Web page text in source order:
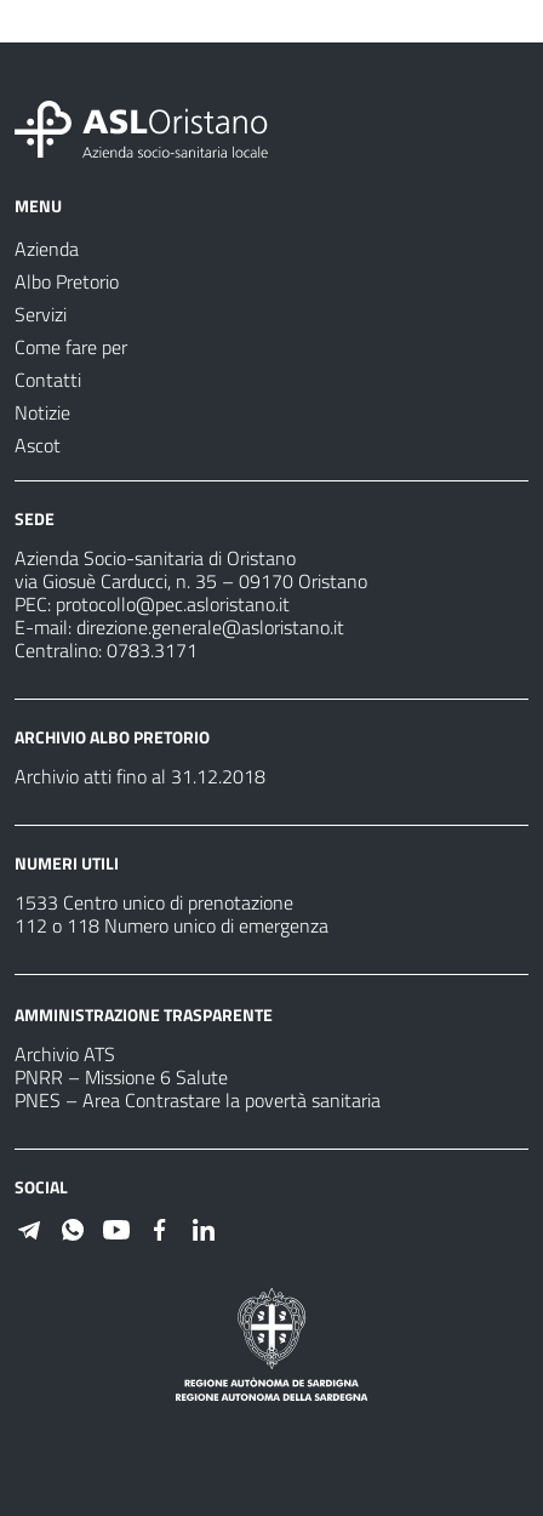
MENU
Azienda
Albo Pretorio
Servizi
Come fare per
Contatti
Notizie
Ascot
SEDE
Azienda Socio-sanitaria di Oristano
via Giosuè Carducci, n. 35 – 09170 Oristano
PEC: protocollo@pec.asloristano.it
E-mail:direzione.generale@asloristano.it
Centralino: 0783.3171
ARCHIVIO ALBO PRETORIO
Archivio atti fino al 31.12.2018
NUMERI UTILI
1533 Centro unico di prenotazione
112 o 118 Numero unico di emergenza
AMMINISTRAZIONE TRASPARENTE
Archivio ATS
PNRR – Missione 6 Salute
PNES – Area Contrastare la povertà sanitaria
SOCIAL